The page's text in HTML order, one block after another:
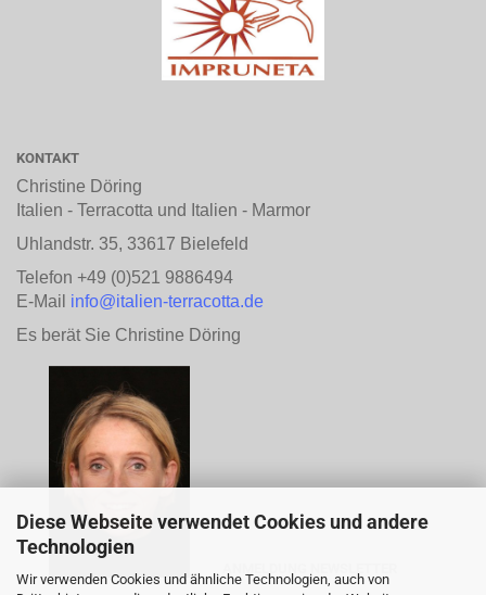
Diese Webseite verwendet Cookies und andere
Technologien
Wir verwenden Cookies und ähnliche Technologien, auch von
KONTAKT
Christine Döring
Italien - Terracotta und Italien - Marmor
Uhlandstr. 35, 33617 Bielefeld
Telefon +49 (0)521 9886494
E-Mail info@italien-terracotta.de
Es berät Sie Christine Döring